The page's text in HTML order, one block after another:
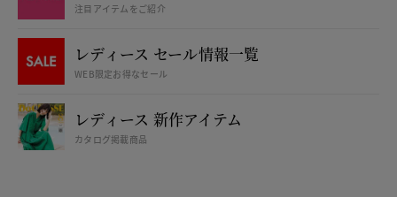
注目アイテムをご紹介
レディース セール情報一覧
WEB限定お得なセール
レディース 新作アイテム
カタログ掲載商品